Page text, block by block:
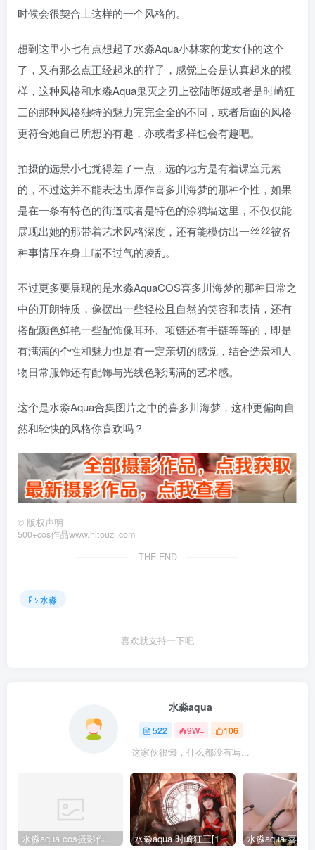
时候会很契合上这样的一个风格的。
想到这里小七有点想起了水淼Aqua小林家的龙女仆的这个
了，又有那么点正经起来的样子，感觉上会是认真起来的模
样，这种风格和水淼Aqua鬼灭之刃上弦陆堕姬或者是时崎狂
三的那种风格独特的魅力完完全全的不同，或者后面的风格
更符合她自己所想的有趣，亦或者多样也会有趣吧。
拍摄的选景小七觉得差了一点，选的地方是有着课室元素
的，不过这并不能表达出原作喜多川海梦的那种个性，如果
是在一条有特色的街道或者是特色的涂鸦墙这里，不仅仅能
展现出她的那带着艺术风格深度，还有能模仿出一丝丝被各
种事情压在身上喘不过气的凌乱。
不过更多要展现的是水淼AquaCOS喜多川海梦的那种日常之
中的开朗特质，像摆出一些轻松且自然的笑容和表情，还有
搭配颜色鲜艳一些配饰像耳环、项链还有手链等等的，即是
有满满的个性和魅力也是有一定亲切的感觉，结合选景和人
物日常服饰还有配饰与光线色彩满满的艺术感。
这个是水淼Aqua合集图片之中的喜多川海梦，这种更偏向自
然和轻快的风格你喜欢吗？
© 版权声明
500+cos作品www.hltouzi.com
THE END
水淼
喜欢就支持一下吧
水淼aqua
522 9W+ 106
这家伙很懒，什么都没有写...
水淼aqua cos摄影作品合集155套 水淼aqua 时崎狂三[109P-128MB]